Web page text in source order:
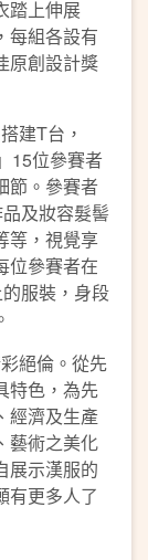
踏上伸展
每組各設有
原創設計獎
建T台，
15位參賽者
節。參賽者
及妝容髮髻
等，視覺享
位參賽者在
服裝，身段
絕倫。從先
特色，為先
經濟及生產
藝術之美化
展示漢服的
有更多人了